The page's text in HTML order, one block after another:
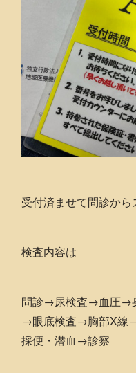
受付済ませて問診から
検査内容は
問診→尿検査→血圧→
→眼底検査→胸部X線
採便・潜血→診察